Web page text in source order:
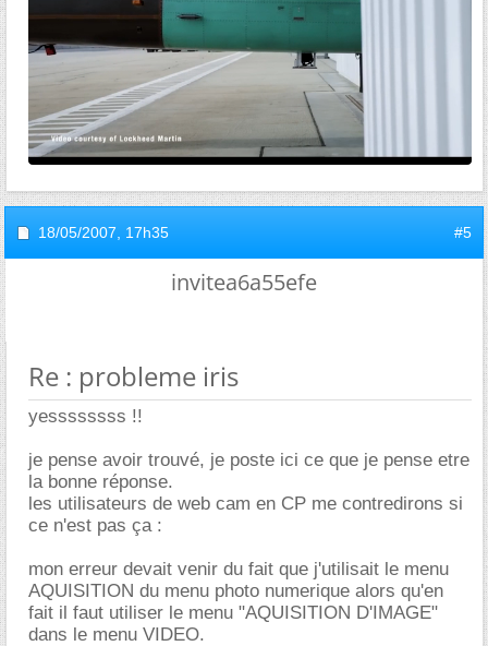
18/05/2007, 17h35 #5
invitea6a55efe
Re : probleme iris
yessssssss !!
je pense avoir trouvé, je poste ici ce que je pense etre
la bonne réponse.
les utilisateurs de web cam en CP me contredirons si
ce n'est pas ça :
mon erreur devait venir du fait que j'utilisait le menu
AQUISITION du menu photo numerique alors qu'en
fait il faut utiliser le menu "AQUISITION D'IMAGE"
dans le menu VIDEO.